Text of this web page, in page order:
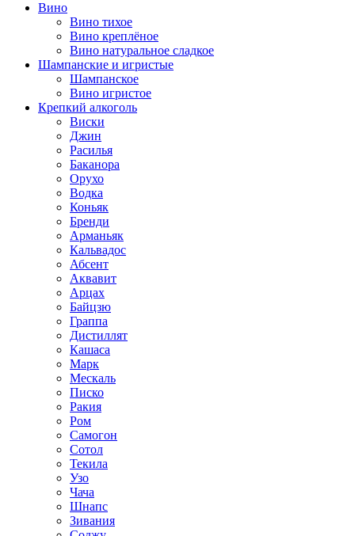
Вино
Вино тихое
Вино креплёное
Вино натуральное сладкое
Шампанские и игристые
Шампанское
Вино игристое
Крепкий алкоголь
Виски
Джин
Расилья
Баканора
Орухо
Водка
Коньяк
Бренди
Арманьяк
Кальвадос
Абсент
Аквавит
Арцах
Байцзю
Граппа
Дистиллят
Кашаса
Марк
Мескаль
Писко
Ракия
Ром
Самогон
Сотол
Текила
Узо
Чача
Шнапс
Зивания